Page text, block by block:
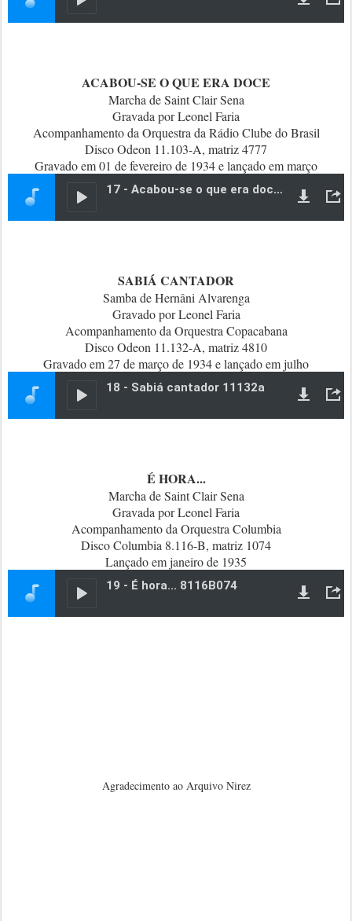
ACABOU-SE O QUE ERA DOCE
Marcha de Saint Clair Sena
Gravada por Leonel Faria
Acompanhamento da Orquestra da Rádio Clube do Brasil
Disco Odeon 11.103-A, matriz 4777
Gravado em 01 de fevereiro de 1934 e lançado em março
SABIÁ CANTADOR
Samba de Hernâni Alvarenga
Gravado por Leonel Faria
Acompanhamento da Orquestra Copacabana
Disco Odeon 11.132-A, matriz 4810
Gravado em 27 de março de 1934 e lançado em julho
É HORA...
Marcha de Saint Clair Sena
Gravada por Leonel Faria
Acompanhamento da Orquestra Columbia
Disco Columbia 8.116-B, matriz 1074
Lançado em janeiro de 1935
Agradecimento ao Arquivo Nirez